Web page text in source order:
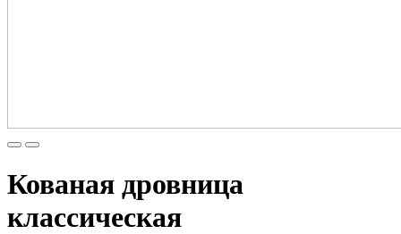
Кованая дровница
классическая